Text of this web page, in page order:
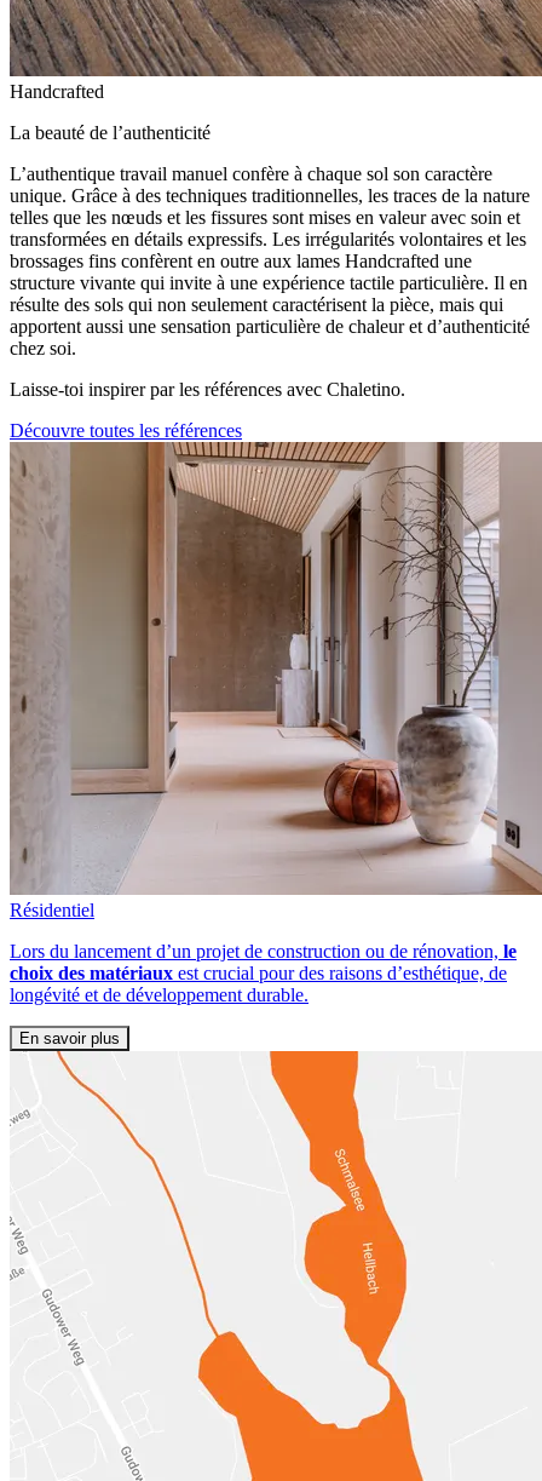
Handcrafted
La beauté de l’authenticité
L’authentique travail manuel confère à chaque sol son caractère
unique. Grâce à des techniques traditionnelles, les traces de la nature
telles que les nœuds et les fissures sont mises en valeur avec soin et
transformées en détails expressifs. Les irrégularités volontaires et les
brossages fins confèrent en outre aux lames Handcrafted une
structure vivante qui invite à une expérience tactile particulière. Il en
résulte des sols qui non seulement caractérisent la pièce, mais qui
apportent aussi une sensation particulière de chaleur et d’authenticité
chez soi.
Laisse-toi inspirer par les références avec Chaletino.
Découvre toutes les références
Résidentiel
Lors du lancement d’un projet de construction ou de rénovation, le
choix des matériaux est crucial pour des raisons d’esthétique, de
longévité et de développement durable.
En savoir plus